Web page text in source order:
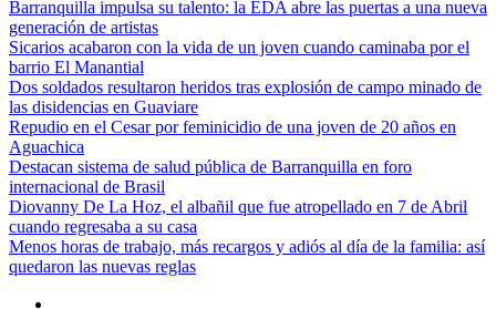
Barranquilla impulsa su talento: la EDA abre las puertas a una nueva
generación de artistas
Sicarios acabaron con la vida de un joven cuando caminaba por el
barrio El Manantial
Dos soldados resultaron heridos tras explosión de campo minado de
las disidencias en Guaviare
Repudio en el Cesar por feminicidio de una joven de 20 años en
Aguachica
Destacan sistema de salud pública de Barranquilla en foro
internacional de Brasil
Diovanny De La Hoz, el albañil que fue atropellado en 7 de Abril
cuando regresaba a su casa
Menos horas de trabajo, más recargos y adiós al día de la familia: así
quedaron las nuevas reglas